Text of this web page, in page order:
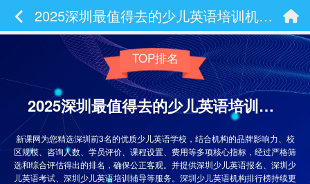
2025深圳最值得去的少儿英语培训机构排名
TOP排名
2025深圳最值得去的少儿英语培训机构排名
新课网为您精选深圳前3名的优质少儿英语学校，结合机构的品牌影响力、校
区规模、咨询人数、学员评价、课程设置、费用等多项核心指标，经过严格筛
选和综合评估得出的排名，确保公正客观。并提供深圳少儿英语报名、深圳少
儿英语考试、深圳少儿英语培训辅导等服务。深圳少儿英语机构排行榜持续更